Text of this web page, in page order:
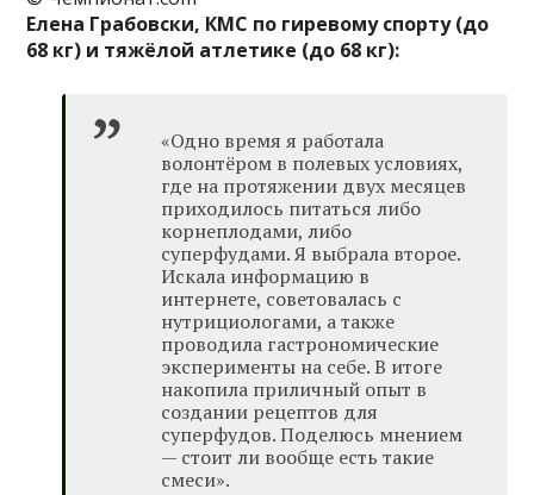
Елена Грабовски, КМС по гиревому спорту (до
68 кг) и тяжёлой атлетике (до 68 кг):
«Одно время я работала
волонтёром в полевых условиях,
где на протяжении двух месяцев
приходилось питаться либо
корнеплодами, либо
суперфудами. Я выбрала второе.
Искала информацию в
интернете, советовалась с
нутрициологами, а также
проводила гастрономические
эксперименты на себе. В итоге
накопила приличный опыт в
создании рецептов для
суперфудов. Поделюсь мнением
— стоит ли вообще есть такие
смеси».